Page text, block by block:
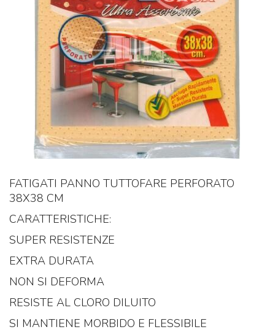
FATIGATI PANNO TUTTOFARE PERFORATO
38X38 CM
CARATTERISTICHE:
SUPER RESISTENZE
EXTRA DURATA
NON SI DEFORMA
RESISTE AL CLORO DILUITO
SI MANTIENE MORBIDO E FLESSIBILE